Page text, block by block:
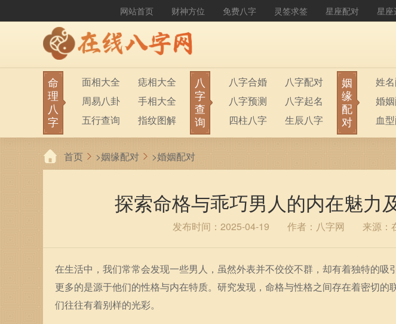
网站首页 财神方位 免费八字 灵签求签 星座配对 星座
命
理
八
字
面相大全
痣相大全
周易八卦
手相大全
五行查询
指纹图解
生男生女
称骨算命
前世今生
塔罗占卜
八
字
查
询
八字合婚
八字配对
八字预测
八字起名
四柱八字
生辰八字
六十甲子
八字排盘
姻
缘
配
对
姓
婚
血
首页 >姻缘配对 >婚姻配对
探索命格与乖巧男人的内在魅力
发布时间：2025-04-19 作者：八字网 来源：
在生活中，我们常常会发现一些男人，虽然外表并不佼佼不群，却有着独特的吸
更多的是源于他们的性格与内在特质。研究发现，命格与性格之间存在着密切的
们往往有着别样的光彩。